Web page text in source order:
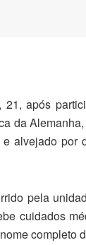
21, após
da
alvejado por
pela
cuidados
completo